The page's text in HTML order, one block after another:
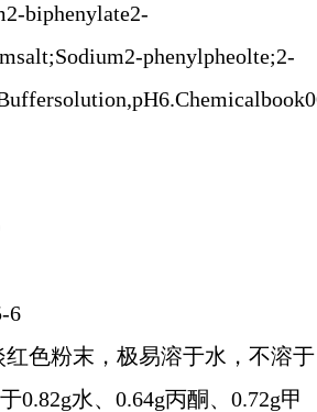
biphenylate2-
phenylpheolte;2-
6
色粉末，极易溶于水，不溶于
0.82g水、0.64g丙酮、0.72g甲